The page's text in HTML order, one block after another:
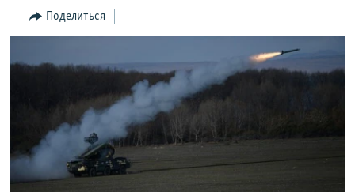
поискуНАГОРНЫЙ КАРАБАХ
Հայերեն
English
Поделиться